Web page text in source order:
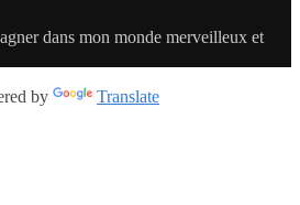
dans mon monde merveilleux et
by Translate